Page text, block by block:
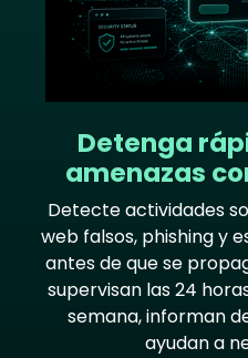
Detenga
amenazas
Detecte actividades
web falsos, phishing y
antes de que se
supervisan las 24
semana, informan
ayudan a